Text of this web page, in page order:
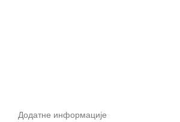
Додатне информације